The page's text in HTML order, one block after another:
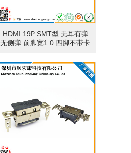
HDMI 19P SMT型 无耳有弹
无侧弹 前脚宽1.0 四脚不带卡
装）